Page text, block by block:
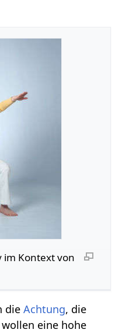
im Kontext von
dieAchtung, die
eine hohe